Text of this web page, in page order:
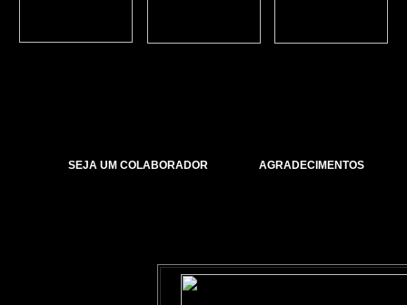
SEJA UM COLABORADOR AGRADECIMENTOS